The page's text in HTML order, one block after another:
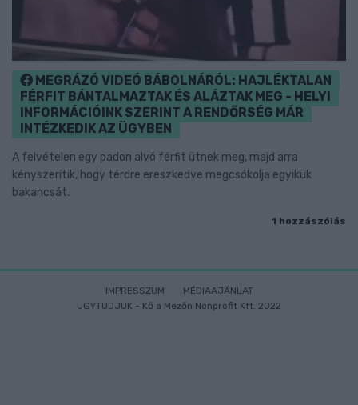
MEGRÁZÓ VIDEÓ BÁBOLNÁRÓL: HAJLÉKTALAN
FÉRFIT BÁNTALMAZTAK ÉS ALÁZTAK MEG - HELYI
INFORMÁCIÓINK SZERINT A RENDŐRSÉG MÁR
INTÉZKEDIK AZ ÜGYBEN
A felvételen egy padon alvó férfit ütnek meg, majd arra
kényszerítik, hogy térdre ereszkedve megcsókolja egyikük
bakancsát.
1 hozzászólás
IMPRESSZUM
MÉDIAAJÁNLAT
UGYTUDJUK - Kő a Mezőn Nonprofit Kft. 2022